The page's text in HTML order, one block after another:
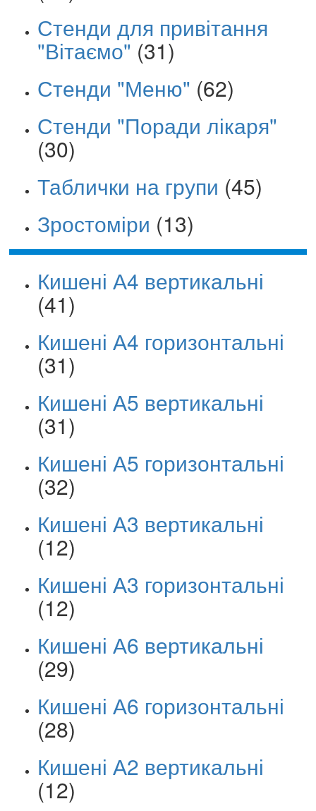
Стенди для привітання
"Вітаємо" (31)
Стенди "Меню" (62)
Стенди "Поради лікаря"
(30)
Таблички на групи (45)
Зростоміри (13)
Кишені А4 вертикальні
(41)
Кишені А4 горизонтальні
(31)
Кишені А5 вертикальні
(31)
Кишені А5 горизонтальні
(32)
Кишені А3 вертикальні
(12)
Кишені А3 горизонтальні
(12)
Кишені А6 вертикальні
(29)
Кишені А6 горизонтальні
(28)
Кишені А2 вертикальні
(12)